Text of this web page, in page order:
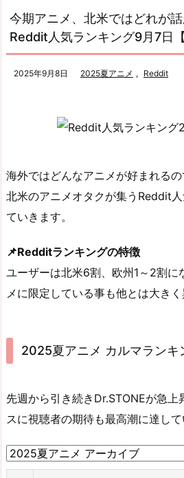
今期アニメ、北米ではどれが
Reddit人気ランキング9月7日
2025年9月8日 2025夏アニメ , Reddit
海外ではどんなアニメが好まれる
北米のアニメオタクが集うReddit
ていきます。
📌Redditランキングの特徴
ユーザーは北米6割、欧州1～2割に
メに限定している事も他とは大きく
2025夏アニメ カルマランキ
先週から引き続きDr.STONEが急上
スに視聴者の期待も最高潮に達して